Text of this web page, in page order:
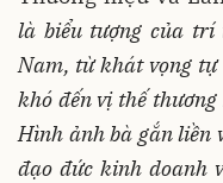
là biểu tượng của trí
Nam, từ khát vọng
khó đến vị thế
Hình ảnh bà gắn liền
đạo đức kinh doanh